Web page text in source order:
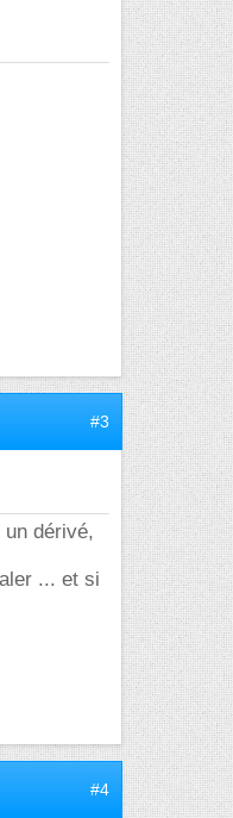
#3
dérivé,
... et si
#4